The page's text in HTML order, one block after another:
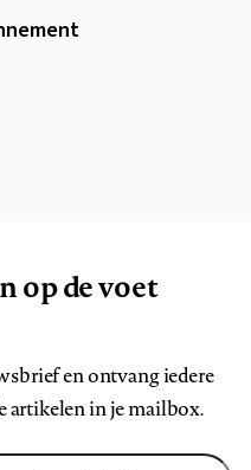
op de voet
en ontvang iedere
artikelen in je mailbox.